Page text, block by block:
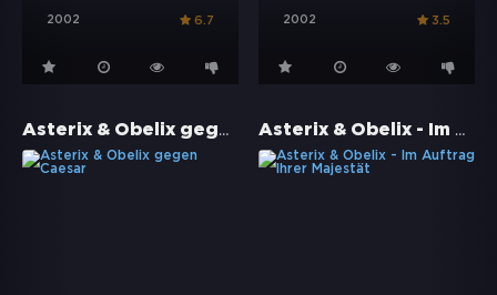
2002 6.7 2002 3.5
Asterix & Obelix gegen Caesar Asterix & Obelix - Im Auftrag Ihrer Majestät